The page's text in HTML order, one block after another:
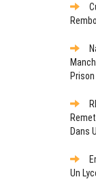
Prison
Dans
Un